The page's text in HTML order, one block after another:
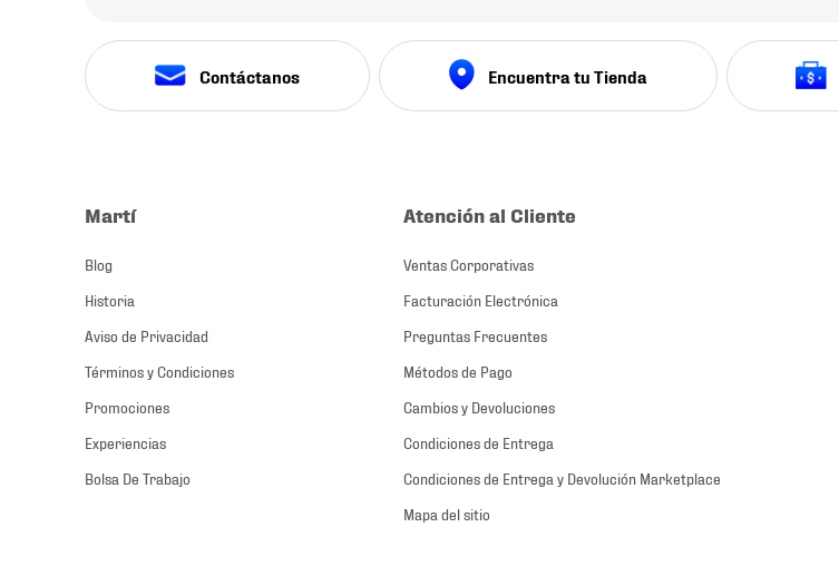
Contáctanos Encuentra tu Tienda
Martí
Blog
Historia
Aviso de Privacidad
Términos y Condiciones
Promociones
Experiencias
Bolsa De Trabajo
Atención al Cliente
Ventas Corporativas
Facturación Electrónica
Preguntas Frecuentes
Métodos de Pago
Cambios y Devoluciones
Condiciones de Entrega
Condiciones de Entrega y Devolución Marketplace
Mapa del sitio